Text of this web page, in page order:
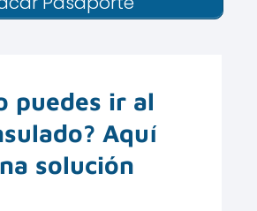
puedes ir al
Aquí
solución